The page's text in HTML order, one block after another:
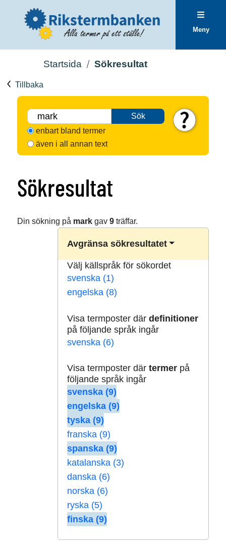
Meny
Startsida Sökresultat
Tillbaka
Sök
enbart bland termer
även i all annan text
Sökresultat
Din sökning på markgav 9träffar.
Avgränsa sökresultatet
Välj källspråk för sökordet
svenska (1)
engelska (8)
Visa termposter där definitioner
på följande språk ingår
svenska (6)
Visa termposter där termerpå
följande språk ingår
svenska (9)
engelska (9)
tyska (9)
franska (9)
spanska (9)
katalanska (3)
danska (6)
norska (6)
ryska (5)
finska (9)